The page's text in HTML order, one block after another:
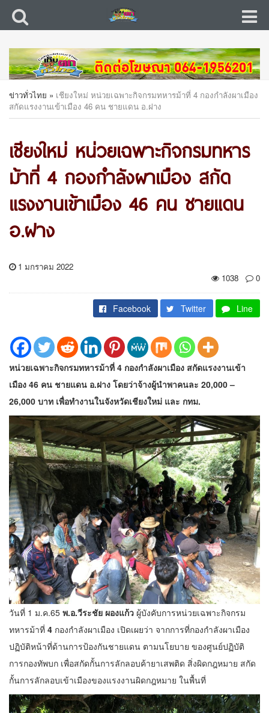
ข่าวทั่วไทย » เชียงใหม่ หน่วยเฉพาะกิจกรมทหารม้าที่ 4 กองกำลังผาเมือง
สกัดแรงงานเข้าเมือง 46 คน ชายแดน อ.ฝาง
เชียงใหม่ หน่วยเฉพาะกิจกรมทหาร
ม้าที่ 4 กองกำลังผาเมือง สกัด
แรงงานเข้าเมือง 46 คน ชายแดน
อ.ฝาง
1 มกราคม 2022
1038
0
Facebook Twitter Line
หน่วยเฉพาะกิจกรมทหารม้าที่ 4 กองกำลังผาเมือง สกัดแรงงานเข้า
เมือง 46 คน ชายแดน อ.ฝาง โดยว่าจ้างผู้นำพาคนละ 20,000 –
26,000 บาท เพื่อทำงานในจังหวัดเชียงใหม่ และ กทม.
วันที่ 1 ม.ค.65 พ.อ.วีระชัย ผองแก้ว ผู้บังคับการหน่วยเฉพาะกิจกรม
ทหารม้าที่ 4 กองกำลังผาเมือง เปิดเผยว่า จากการที่กองกำลังผาเมือง
ปฏิบัติหน้าที่ด้านการป้องกันชายแดน ตามนโยบาย ของศูนย์ปฏิบัติ
การกองทัพบก เพื่อสกัดกั้นการลักลอบค้ายาเสพติด สิ่งผิดกฎหมาย สกัด
กั้นการลักลอบเข้าเมืองของแรงงานผิดกฎหมาย ในพื้นที่